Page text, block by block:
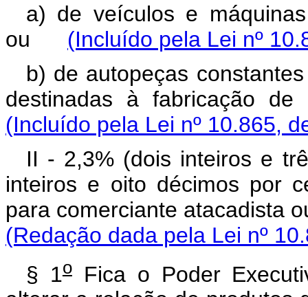
a) de veículos e
ou (Incluído pela Lei nº
b) de autopeças
destinadas à fabricação
(Incluído pela Lei nº 10.865,
II - 2,3% (dois inteiros e
inteiros e oito décimos por
para comerciante
(Redação dada pela Lei nº
§ 1oFica o Poder